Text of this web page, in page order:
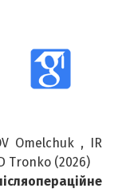
Omelchuk , IR
Tronko (2026)